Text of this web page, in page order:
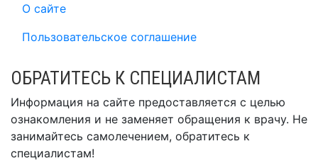
О сайте
Пользовательское соглашение
ОБРАТИТЕСЬ К СПЕЦИАЛИСТАМ
Информация на сайте предоставляется с целью
ознакомления и не заменяет обращения к врачу. Не
занимайтесь самолечением, обратитесь к
специалистам!